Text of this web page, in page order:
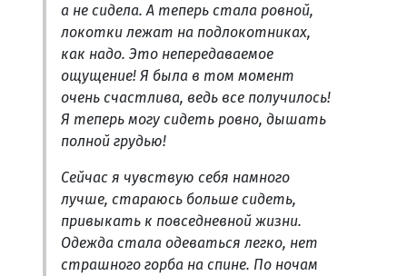
а не сидела. А теперь стала ровной,
локотки лежат на подлокотниках,
как надо. Это непередаваемое
ощущение! Я была в том момент
очень счастлива, ведь все получилось!
Я теперь могу сидеть ровно, дышать
полной грудью!
Сейчас я чувствую себя намного
лучше, стараюсь больше сидеть,
привыкать к повседневной жизни.
Одежда стала одеваться легко, нет
страшного горба на спине. По ночам